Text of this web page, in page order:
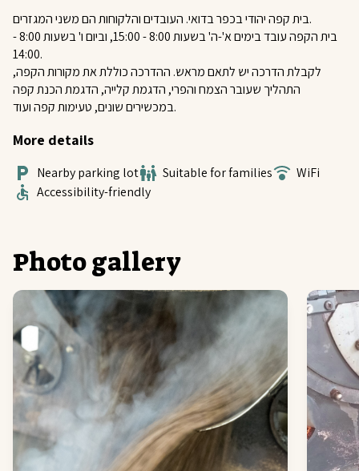
בית קפה יהודי בכפר בדואי. העובדים והלקוחות הם משני המגזרים.
בית הקפה עובד בימים א'-ה' בשעות 8:00 - 15:00, וביום ו' בשעות 8:00 -
14:00.
לקבלת הדרכה יש לתאם מראש. ההדרכה כוללת את מקורות הקפה,
התהליך שעובר הצמח והפרי, הדגמת קלייה, הדגמת הכנת קפה
במכשירים שונים, טעימות קפה ועוד.
More details
Nearby parking lot Suitable for families
WiFi
Accessibility-friendly
Photo gallery